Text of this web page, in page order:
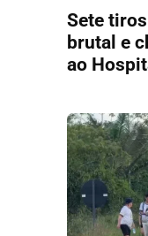
Sete
brutal e
ao